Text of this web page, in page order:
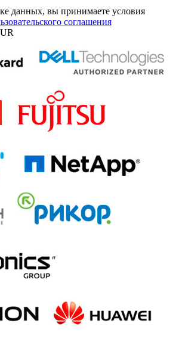
данных, вы принимаете условия
соглашения